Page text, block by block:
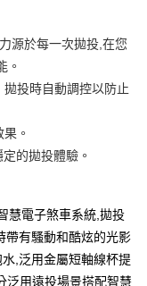
通過，訂單將自動取
你分期系統評分，恕無
月結算日後寄送繳費提
稱本公司）所提供，讓
繳交帳款。
的，商店將以您的個人
項蒐集、處理及利用，
核對及更正。
userRule
至「AFTEE先享後付」
帳。
結，可透過四大超商／
需要取消訂單，請聯絡
效，需透過AFTEE先享
面顯示為準，若有關於
聯繫「AFTEE先享後付
support/home
源於每一次拋投,在您
。
投時自動調控以防止
。
的拋投體驗。
慧電子煞車系統,拋投
帶有騷動和酷炫的光影
,泛用金屬短軸線杯提
泛用遠投場景搭配智慧